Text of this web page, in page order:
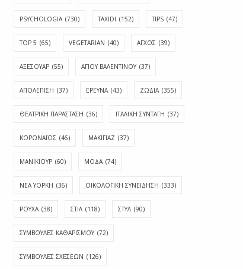
PSYCHOLOGIA (730) TAXIDI (152) TIPS (47)
TOP 5 (65) VEGETARIAN (40) ΑΓΧΟΣ (39)
ΑΞΕΣΟΥΑΡ (55) ΑΓΊΟΥ ΒΑΛΕΝΤΊΝΟΥ (37)
ΑΠΟΛΈΠΙΣΗ (37) ΕΡΕΥΝΑ (43) ΖΩΔΙΑ (355)
ΘΕΑΤΡΙΚΗ ΠΑΡΑΣΤΑΣΗ (36) ΙΤΑΛΙΚΗ ΣΥΝΤΑΓΗ (37)
ΚΟΡΩΝΑΪΟΣ (46) ΜΑΚΙΓΙΑΖ (37)
ΜΑΝΙΚΙΟΥΡ (60) ΜΟΔΑ (74)
ΝΕΑ ΥΟΡΚΗ (36) ΟΙΚΟΛΟΓΙΚΗ ΣΥΝΕΙΔΗΣΗ (333)
ΡΟΥΧΑ (38) ΣΤΙΛ (118) ΣΤΥΛ (90)
ΣΥΜΒΟΥΛΕΣ ΚΑΘΑΡΙΣΜΟΥ (72)
ΣΥΜΒΟΥΛΕΣ ΣΧΕΣΕΩΝ (126)